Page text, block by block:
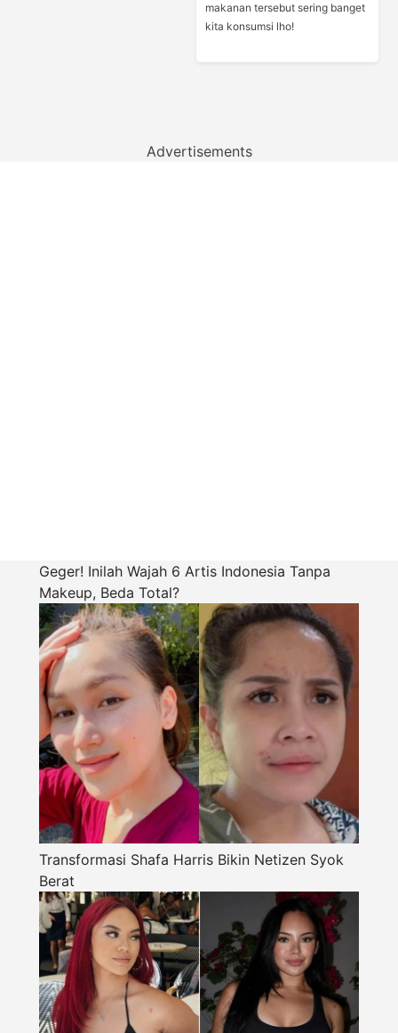
makanan tersebut sering banget
kita konsumsi lho!
Advertisements
Geger! Inilah Wajah 6 Artis Indonesia Tanpa
Makeup, Beda Total?
Transformasi Shafa Harris Bikin Netizen Syok
Berat